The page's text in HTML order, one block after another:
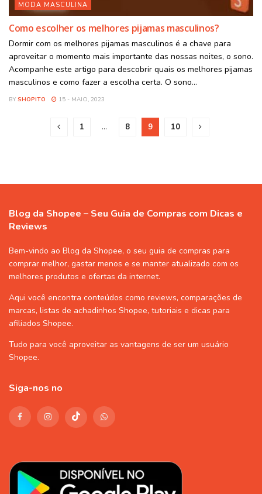
MODA MASCULINA
Como escolher os melhores pijamas masculinos?
Dormir com os melhores pijamas masculinos é a chave para
aproveitar o momento mais importante das nossas noites, o sono.
Acompanhe este artigo para descobrir quais os melhores pijamas
masculinos e como fazer a escolha certa. O sono...
BY SHOPITO 15 - MAIO, 2023
1 … 8 9 10
Blog da Shopee – Seu Guia de Compras com Dicas e
Reviews
Bem-vindo ao Blog da Shopee, o seu guia de compras para
comprar melhor, gastar menos e se manter atualizado com os
melhores produtos e ofertas da internet.
Aqui você encontra conteúdos como reviews, comparações de
marcas, listas de achadinhos Shopee, tutoriais e dicas para
afiliados Shopee.
Tudo para você aproveitar as vantagens de ser um usuário
Shopee.
Siga-nos no